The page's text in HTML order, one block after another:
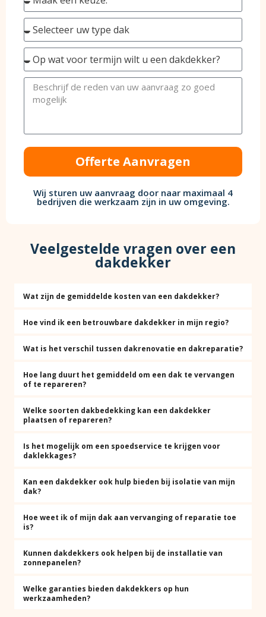
Offerte Aanvragen
Wij sturen uw aanvraag door naar maximaal 4
bedrijven die werkzaam zijn in uw omgeving.
Veelgestelde vragen over een
dakdekker
Wat zijn de gemiddelde kosten van een dakdekker?
Hoe vind ik een betrouwbare dakdekker in mijn regio?
Wat is het verschil tussen dakrenovatie en dakreparatie?
Hoe lang duurt het gemiddeld om een dak te vervangen
of te repareren?
Welke soorten dakbedekking kan een dakdekker
plaatsen of repareren?
Is het mogelijk om een spoedservice te krijgen voor
daklekkages?
Kan een dakdekker ook hulp bieden bij isolatie van mijn
dak?
Hoe weet ik of mijn dak aan vervanging of reparatie toe
is?
Kunnen dakdekkers ook helpen bij de installatie van
zonnepanelen?
Welke garanties bieden dakdekkers op hun
werkzaamheden?